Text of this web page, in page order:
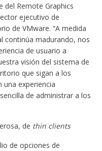
del Remote Graphics
ejecutivo de
de VMware. “A medida
continúa madurando, nos
de usuario a
visión del sistema de
que sigan a los
una experiencia
de administrar a los
de thin clients
de opciones de